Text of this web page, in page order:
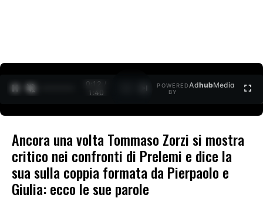
0:12 /
1:40
POWERED
BY
AdhubMedia
Ancora una volta Tommaso Zorzi si mostra
critico nei confronti di Prelemi e dice la
sua sulla coppia formata da Pierpaolo e
Giulia: ecco le sue parole